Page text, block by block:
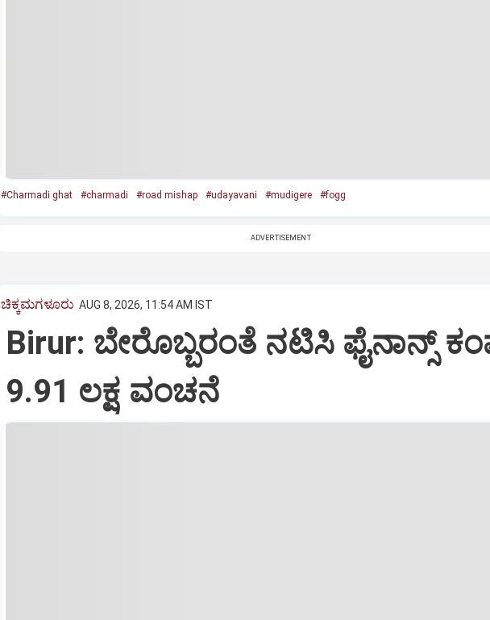
#Charmadi ghat #charmadi #road mishap #udayavani #mudigere #fogg
ADVERTISEMENT
ಚಿಕ್ಕಮಗಳೂರು AUG 8, 2026, 11:54 AM IST
Birur: ಬೇರೊಬ್ಬರಂತೆ ನಟಿಸಿ ಫೈನಾನ್ಸ್
9.91 ಲಕ್ಷ ವಂಚನೆ